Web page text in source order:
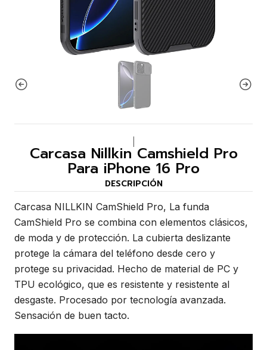
Carcasa Nillkin Camshield Pro
Para iPhone 16 Pro
DESCRIPCIÓN
Carcasa NILLKIN CamShield Pro, La funda
CamShield Pro se combina con elementos clásicos,
de moda y de protección. La cubierta deslizante
protege la cámara del teléfono desde cero y
protege su privacidad. Hecho de material de PC y
TPU ecológico, que es resistente y resistente al
desgaste. Procesado por tecnología avanzada.
Sensación de buen tacto.